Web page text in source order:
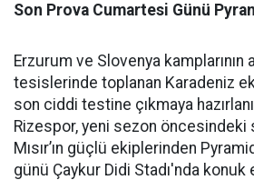
Son Prova Cumartesi Günü
Erzurum ve Slovenya kamplarının
tesislerinde toplanan Karadeniz
son ciddi testine çıkmaya
Rizespor, yeni sezon öncesindeki
Mısır’ın güçlü ekiplerinden
günü Çaykur Didi Stadı'nda konuk